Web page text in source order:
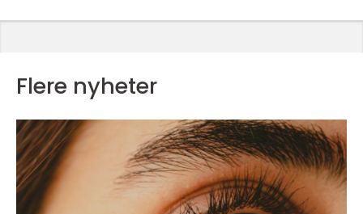
Flere nyheter